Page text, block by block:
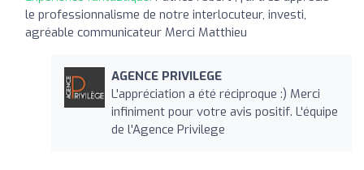
le professionnalisme de notre interlocuteur, investi,
agréable communicateur Merci Matthieu
AGENCE PRIVILEGE
L'appréciation a été réciproque :) Merci
infiniment pour votre avis positif. L'équipe
de l'Agence Privilege